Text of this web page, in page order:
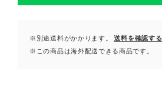
※別途送料がかかります。
送料を確認する
※この商品は海外配送できる商品です。